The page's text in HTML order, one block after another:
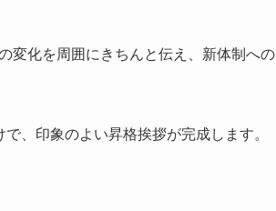
変化を周囲にきちんと伝え、新体制への
、印象のよい昇格挨拶が完成します。